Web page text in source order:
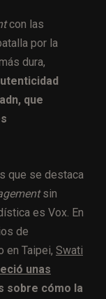
con las
por la
dura,
que
que se destaca
sin
es Vox. En
de
en Taipei, Swati
unas
sobre cómo la